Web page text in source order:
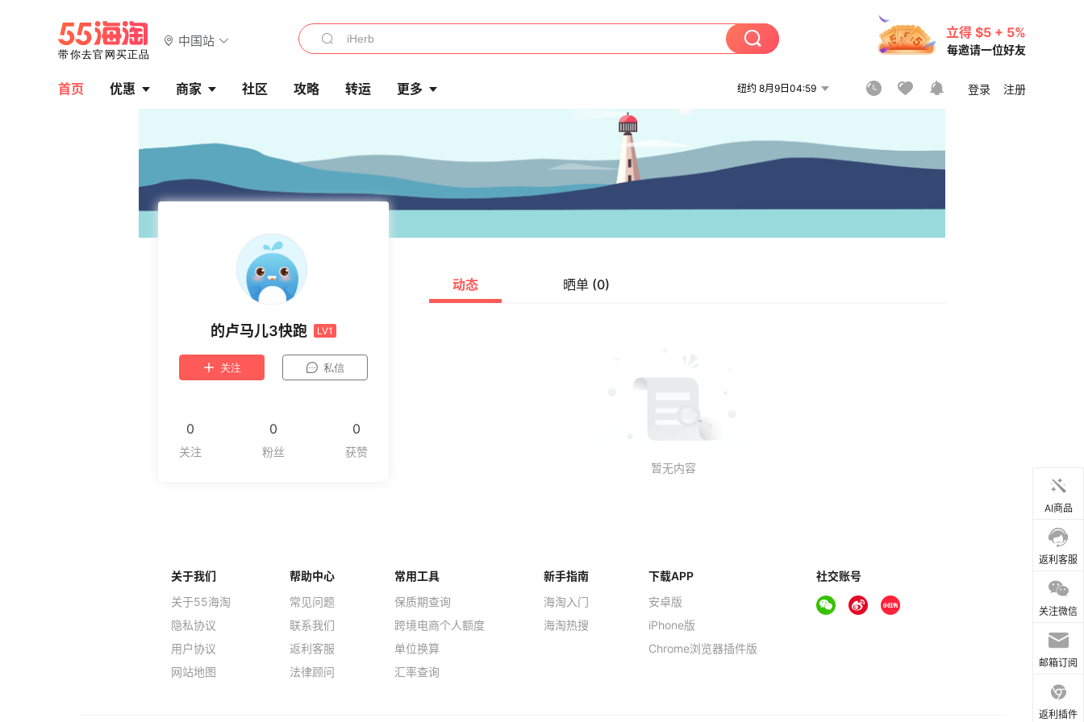
中国站
立得 $5 + 5%
每邀请一位好友
首页 优惠 商家 社区 攻略 转运 更多 纽约 8月9日04:59 登录 注册
的卢马儿3快跑 LV1
关注 私信
0 0 0
动态 晒单 (0)
AI商品
返利客服
关注微信
邮箱订阅
返利插件
关于我们
关于55海淘
隐私协议
用户协议
网站地图
帮助中心
常见问题
联系我们
返利客服
法律顾问
常用工具
保质期查询
跨境电商个人额度
单位换算
汇率查询
新手指南
海淘入门
海淘热搜
下载APP
安卓版
iPhone版
Chrome浏览器插件版
社交账号